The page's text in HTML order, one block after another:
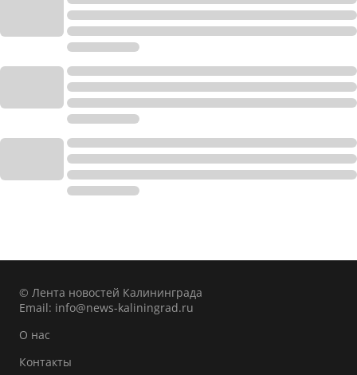
© Лента новостей Калининграда
Email: info@news-kaliningrad.ru
О нас
Контакты